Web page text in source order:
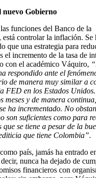
nuevo Gobierno
funciones del Banco de la
está controlar la inflación. Se
que una estrategia para
el incremento de la tasa de
con el académico Váquiro,
respondido ante el
de manera muy similar a
FED en los Estados
meses y de manera
ha incrementado. No
son suficientes como para
que se tiene a pesar de la
que tiene Colombia”.
país, jamás ha entrado
nunca ha dejado de
financieros con